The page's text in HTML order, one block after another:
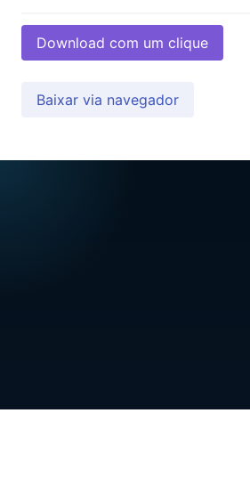
Download com um clique
Baixar via navegador